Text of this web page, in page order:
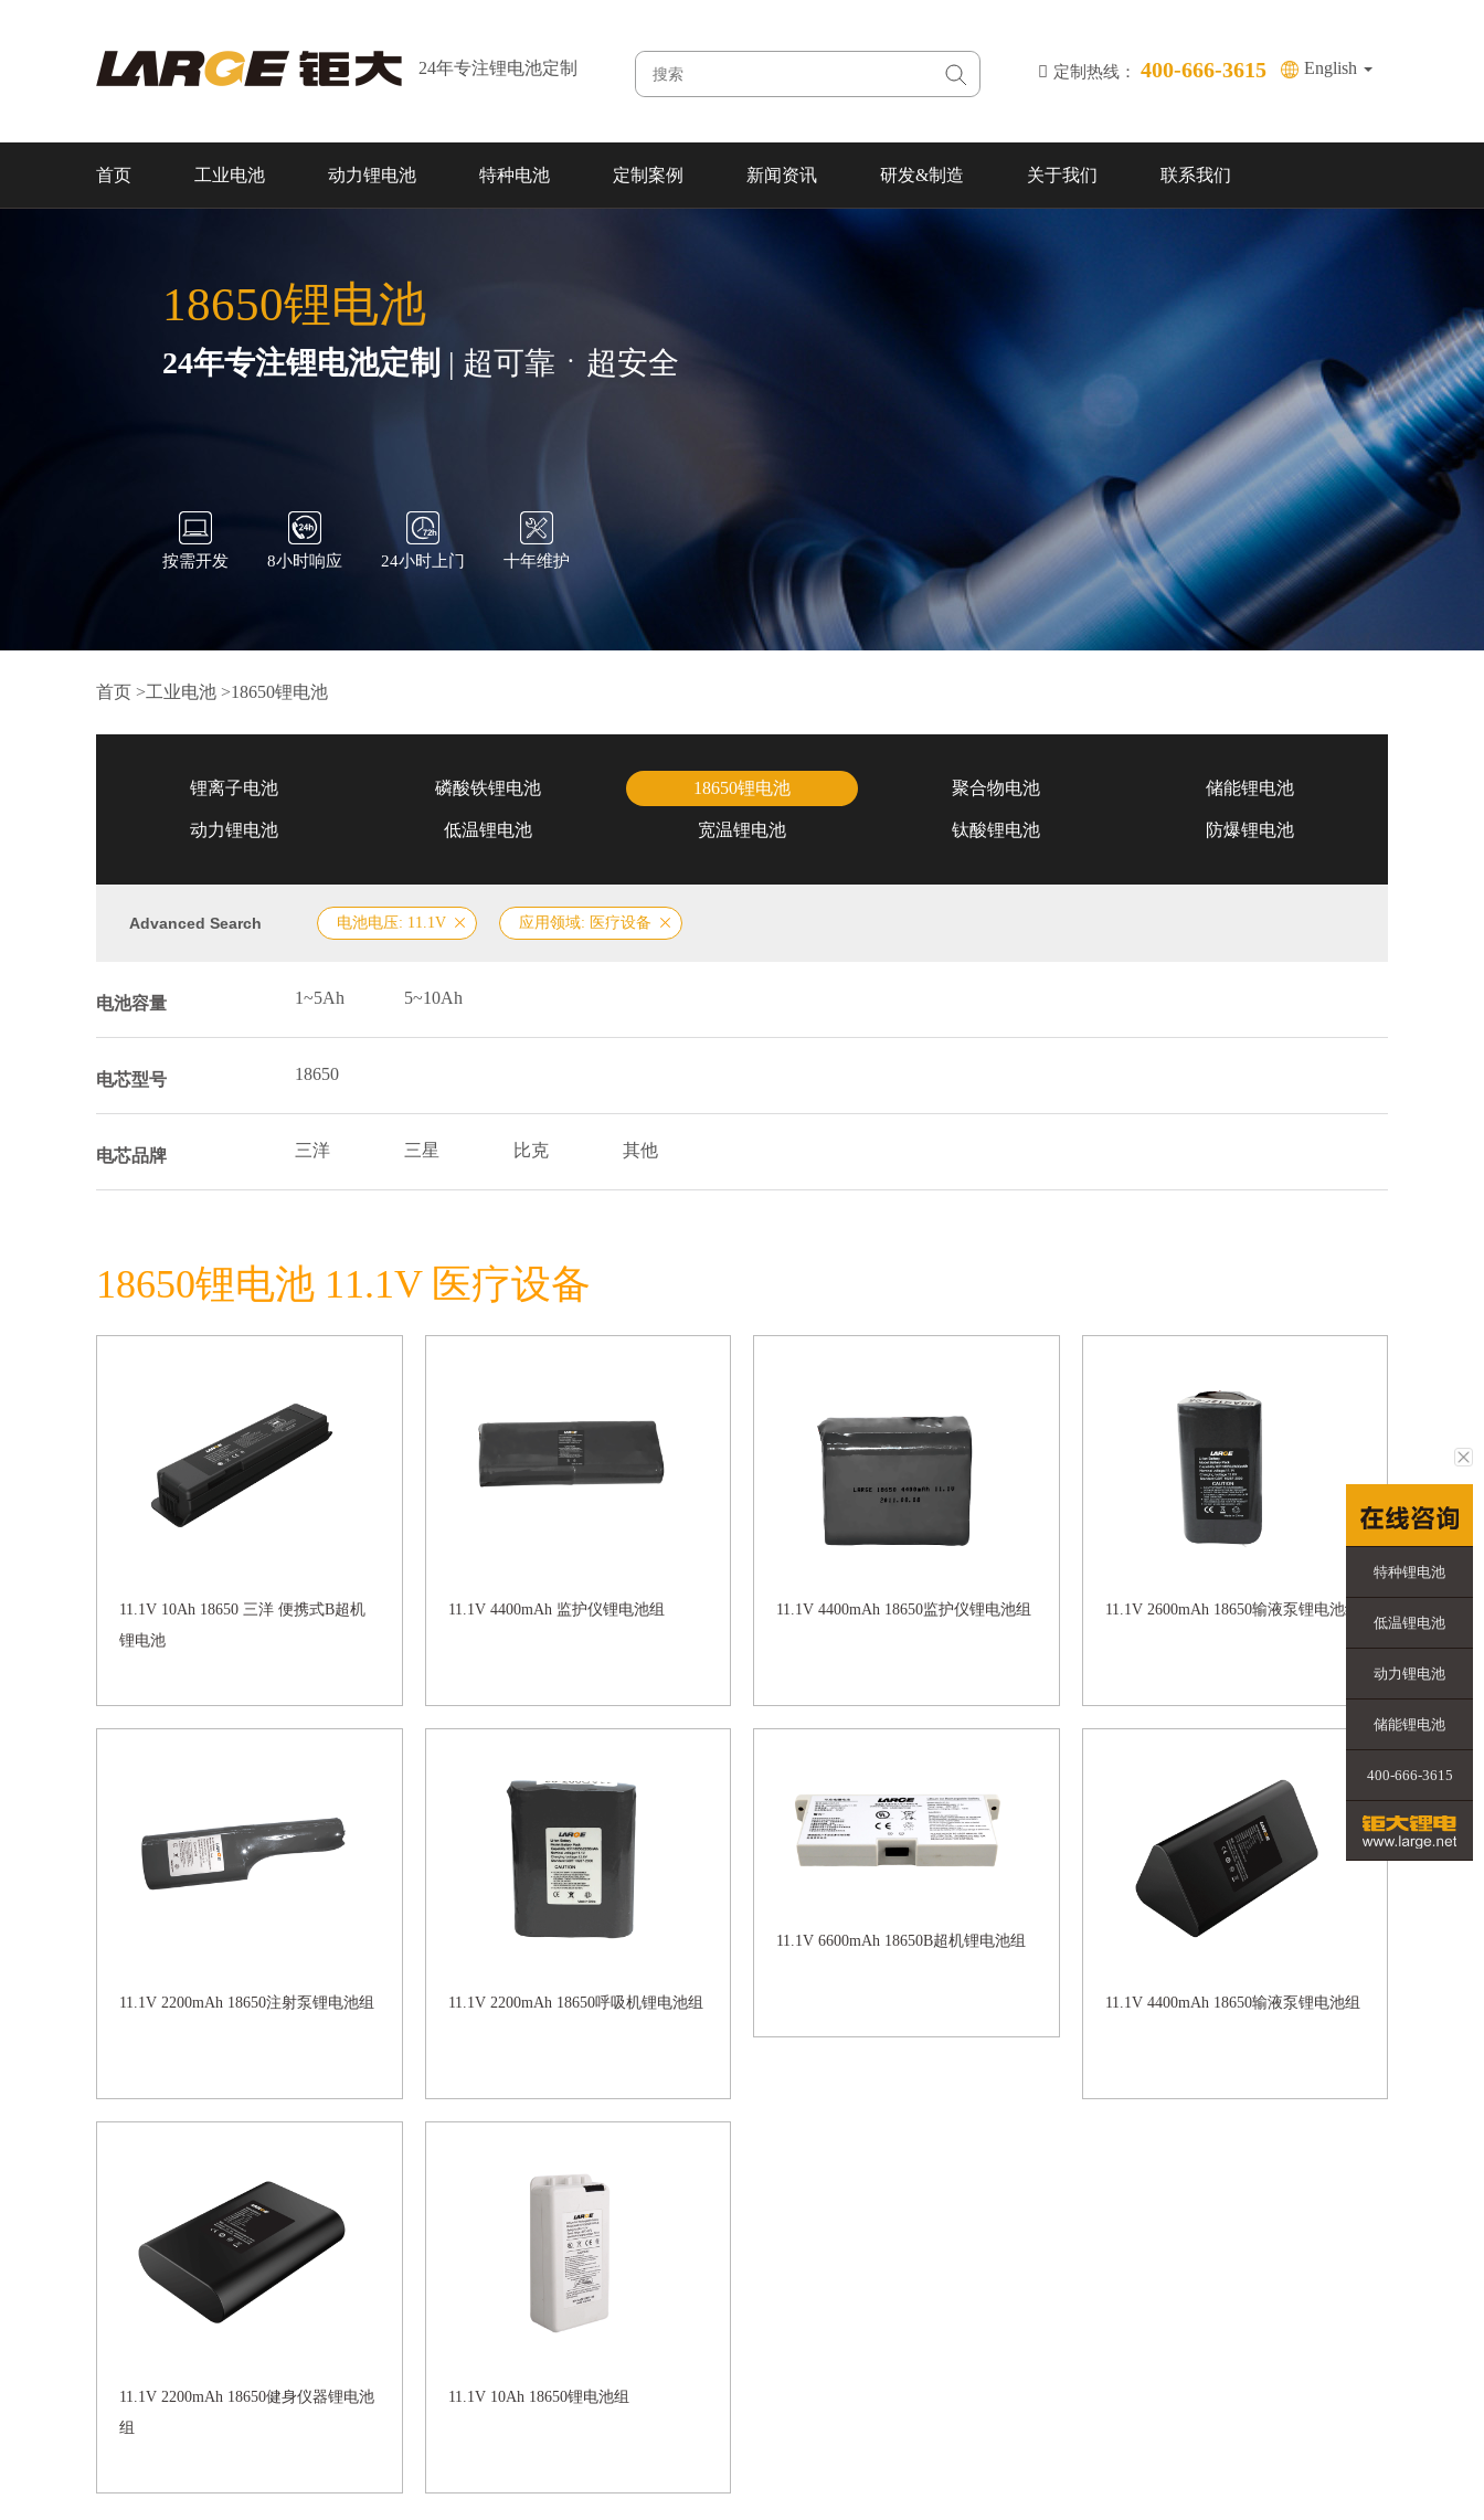
24年专注锂电池定制 定制热线： 400-666-3615 English
首页 工业电池 动力锂电池 特种电池 定制案例 新闻资讯 研发&制造 关于我们 联系我们
18650锂电池
24年专注锂电池定制 | 超可靠ㆍ超安全
按需开发 8小时响应 24小时上门 十年维护
首页 >工业电池 >18650锂电池
锂离子电池 磷酸铁锂电池 18650锂电池 聚合物电池 储能锂电池
动力锂电池 低温锂电池 宽温锂电池 钛酸锂电池 防爆锂电池
Advanced Search 电池电压: 11.1V 应用领域: 医疗设备
电池容量 1~5Ah 5~10Ah
电芯型号 18650
电芯品牌 三洋 三星 比克 其他
18650锂电池 11.1V 医疗设备
11.1V 10Ah 18650 三洋 便携式B超机
锂电池
11.1V 4400mAh 监护仪锂电池组 11.1V 4400mAh 18650监护仪锂电池组 11.1V 2600mAh 18650输液泵锂电池组
11.1V 2200mAh 18650注射泵锂电池组 11.1V 2200mAh 18650呼吸机锂电池组
11.1V 6600mAh 18650B超机锂电池组
11.1V 4400mAh 18650输液泵锂电池组
11.1V 2200mAh 18650健身仪器锂电池
组
11.1V 10Ah 18650锂电池组
特种锂电池
低温锂电池
动力锂电池
储能锂电池
400-666-3615